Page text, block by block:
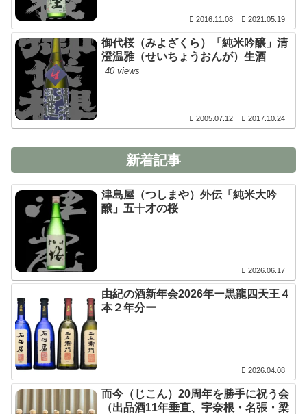
2016.11.08 2021.05.19
御代桜（みよざくら）「純米吟醸」清
澄温雅（せいちょうおんが）生酒
40 views
2005.07.12 2017.10.24
新着記事
津島屋（つしまや）外伝「純米大吟
醸」五十才の桜
2026.06.17
由紀の酒新年会2026年ー黒龍四天王４
本２年分ー
2026.04.08
而今（じこん）20周年を勝手に祝う会
（出品酒11年垂直、宇奈根・名張・梁